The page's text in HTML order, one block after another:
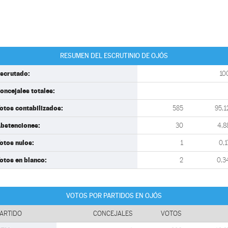
RESUMEN DEL ESCRUTINIO DE OJÓS
totales:
contabilizados: 585
30
nulos: 1
en blanco: 2
VOTOS POR PARTIDOS EN OJÓS
CONCEJALES VOTOS